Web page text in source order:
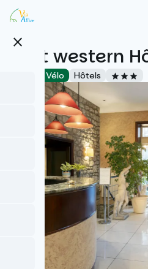
Aller
au
principal
close
Best western
Accueil Vélo Hôtels